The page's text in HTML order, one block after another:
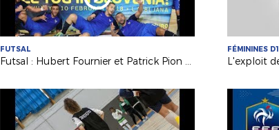
FUTSAL
Futsal : Hubert Fournier et Patrick Pion à fond derrière les Bleus !
FÉMININES D1